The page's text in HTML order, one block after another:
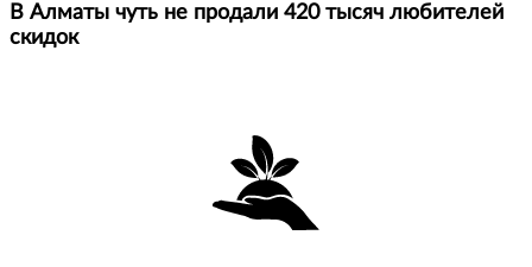
В Алматы чуть не продали 420 тысяч любителей
скидок